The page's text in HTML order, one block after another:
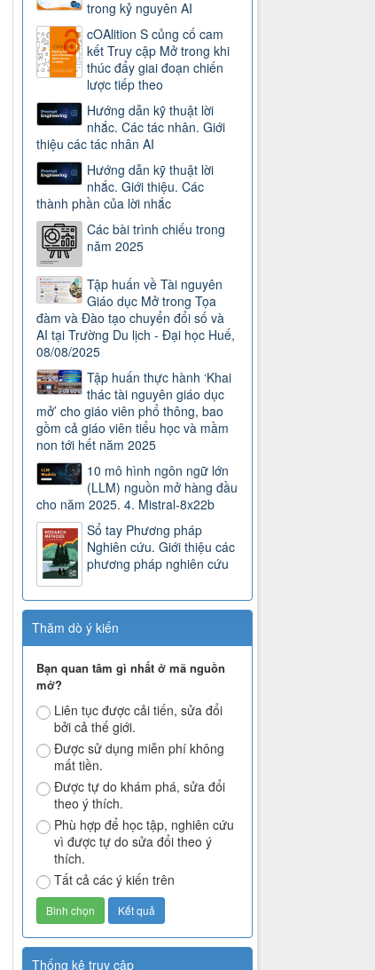
trong kỷ nguyên AI
cOAlition S củng cố cam
kết Truy cập Mở trong khi
thúc đẩy giai đoạn chiến
lược tiếp theo
Hướng dẫn kỹ thuật lời
nhắc. Các tác nhân. Giới
thiệu các tác nhân AI
Hướng dẫn kỹ thuật lời
nhắc. Giới thiệu. Các
thành phần của lời nhắc
Các bài trình chiếu trong
năm 2025
Tập huấn về Tài nguyên
Giáo dục Mở trong Tọa
đàm và Đào tạo chuyển đổi số và
AI tại Trường Du lịch - Đại học Huế,
08/08/2025
Tập huấn thực hành ‘Khai
thác tài nguyên giáo dục
mở’ cho giáo viên phổ thông, bao
gồm cả giáo viên tiểu học và mầm
non tới hết năm 2025
10 mô hình ngôn ngữ lớn
(LLM) nguồn mở hàng đầu
cho năm 2025. 4. Mistral-8x22b
Sổ tay Phương pháp
Nghiên cứu. Giới thiệu các
phương pháp nghiên cứu
Thăm dò ý kiến
Bạn quan tâm gì nhất ở mã nguồn
mở?
Liên tục được cải tiến, sửa đổi
bởi cả thế giới.
Được sử dụng miễn phí không
mất tiền.
Được tự do khám phá, sửa đổi
theo ý thích.
Phù hợp để học tập, nghiên cứu
vì được tự do sửa đổi theo ý
thích.
Tất cả các ý kiến trên
Thống kê truy cập